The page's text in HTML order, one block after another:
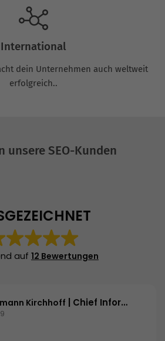
International
dein Unternehmen auch weltweit
erfolgreich..
unsere SEO-Kunden
auf 12 Bewertungen
Kirchhoff | Chief Information Officer | G+J Entertainment Media GmbH & Co. KG